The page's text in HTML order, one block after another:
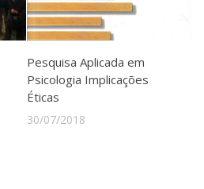
Pesquisa Aplicada em
Psicologia Implicações
Éticas
30/07/2018